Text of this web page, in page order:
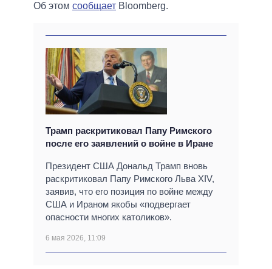
Об этом сообщает Bloomberg.
Трамп раскритиковал Папу Римского
после его заявлений о войне в Иране
Президент США Дональд Трамп вновь
раскритиковал Папу Римского Льва XIV,
заявив, что его позиция по войне между
США и Ираном якобы «подвергает
опасности многих католиков».
6 мая 2026, 11:09